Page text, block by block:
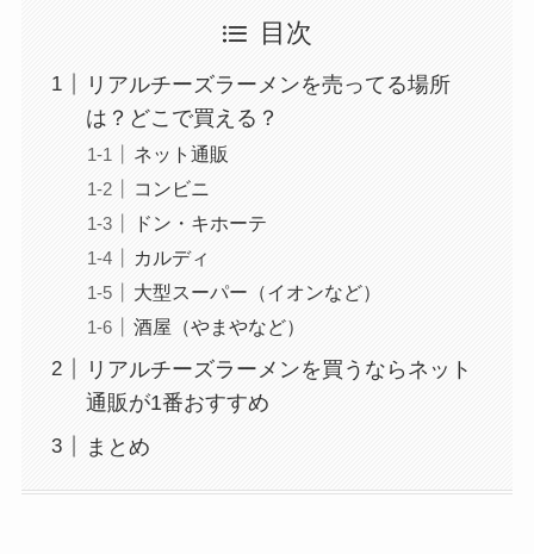
目次
リアルチーズラーメンを売ってる場所
は？どこで買える？
ネット通販
コンビニ
ドン・キホーテ
カルディ
大型スーパー（イオンなど）
酒屋（やまやなど）
リアルチーズラーメンを買うならネット
通販が1番おすすめ
まとめ